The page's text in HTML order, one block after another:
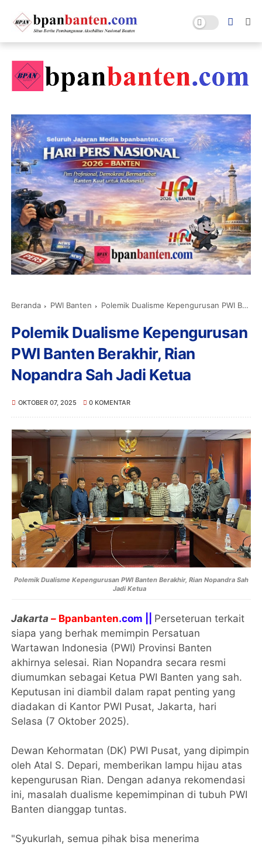
Beranda PWI Banten Polemik Dualisme Kepengurusan PWI Banten Berakhir, Rian Nopandra Sah Jadi Ketua
Polemik Dualisme Kepengurusan
PWI Banten Berakhir, Rian
Nopandra Sah Jadi Ketua
OKTOBER 07, 2025 0 KOMENTAR
Polemik Dualisme Kepengurusan PWI Banten Berakhir, Rian Nopandra Sah
Jadi Ketua
Jakarta – Bpanbanten.com || Perseteruan terkait
siapa yang berhak memimpin Persatuan
Wartawan Indonesia (PWI) Provinsi Banten
akhirnya selesai. Rian Nopandra secara resmi
diumumkan sebagai Ketua PWI Banten yang sah.
Keputusan ini diambil dalam rapat penting yang
diadakan di Kantor PWI Pusat, Jakarta, hari
Selasa (7 Oktober 2025).
Dewan Kehormatan (DK) PWI Pusat, yang dipimpin
oleh Atal S. Depari, memberikan lampu hijau atas
kepengurusan Rian. Dengan adanya rekomendasi
ini, masalah dualisme kepemimpinan di tubuh PWI
Banten dianggap tuntas.
"Syukurlah, semua pihak bisa menerima